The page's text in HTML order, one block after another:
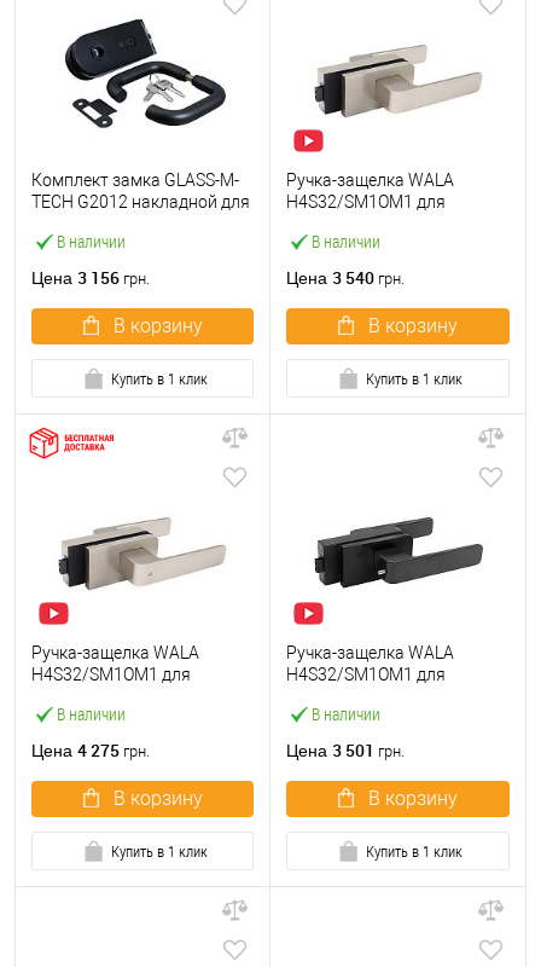
В наличии
Комплект замка GLASS-M-
TECH G2012 накладной для
стена) двухсторонний
Цена 3 156 грн.
В корзину
Купить в 1 клик
В наличии
Ручка-защелка WALA
H4S32/SM1OM1 для
магнитная INOX
Цена 3 540 грн.
В корзину
Купить в 1 клик
В наличии
Ручка-защелка WALA
H4S32/SM1OM1 для
магнитная с фиксатором
сталь
Цена 4 275 грн.
В корзину
Купить в 1 клик
В наличии
Ручка-защелка WALA
H4S32/SM1OM1 для
магнитная с фиксатором B1
Цена 3 501 грн.
В корзину
Купить в 1 клик